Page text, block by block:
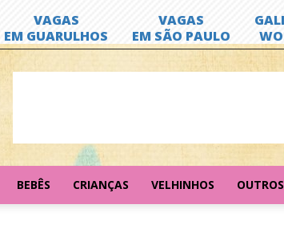
BEBÊS CRIANÇAS VELHINHOS OUTROS